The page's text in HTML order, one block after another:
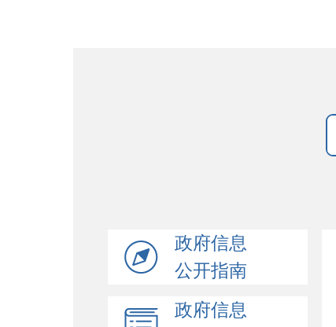
政府信息
公开指南
政府信息